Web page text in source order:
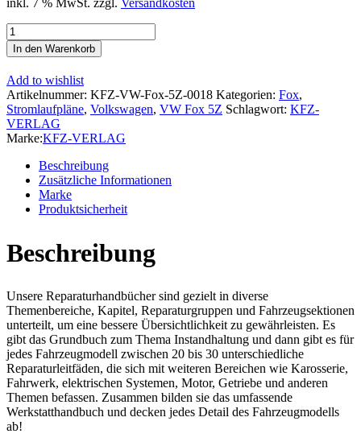
inkl. 7 % MwSt. zzgl. Versandkosten
VW
Fox
Typ
5Z
2003-
2007
Schaltplan
Stromlaufplan
Verkabelung
Elektrik
Menge
In den Warenkorb
Add to wishlist
Artikelnummer: KFZ-VW-Fox-5Z-0018 Kategorien: Fox,
Stromlaufpläne, Volkswagen, VW Fox 5Z Schlagwort: KFZ-
VERLAG
Marke:KFZ-VERLAG
Beschreibung
Zusätzliche Informationen
Marke
Produktsicherheit
Beschreibung
Unsere Reparaturhandbücher sind gezielt in diverse
Themenbereiche, Kapitel, Reparaturgruppen und Fahrzeugsektionen
unterteilt, um eine bessere Übersichtlichkeit zu gewährleisten. Es
gibt das Grundbuch zum Thema Instandhaltung und dann gibt es für
jedes Fahrzeugmodell zwischen 20 bis 30 unterschiedliche
Reparaturleitfäden, die sich mit weiteren Bereichen wie Karosserie,
Fahrwerk, elektrischen Systemen, Motor, Getriebe und anderen
Themen befassen. Zusammen bilden sie das umfassende
Werkstatthandbuch und decken jedes Detail des Fahrzeugmodells
ab!